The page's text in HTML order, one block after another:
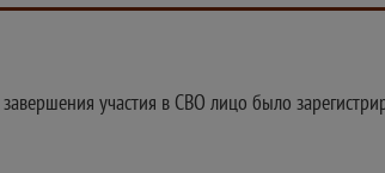
участия в СВО лицо было